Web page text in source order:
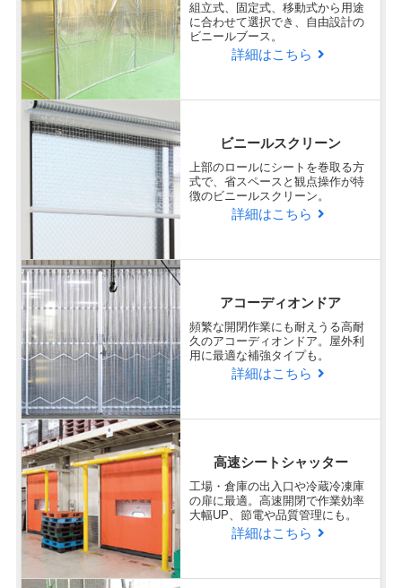
組立式、固定式、移動式から用途
に合わせて選択でき、自由設計の
ビニールブース。
詳細はこちら
ビニールスクリーン
上部のロールにシートを巻取る方
式で、省スペースと観点操作が特
徴のビニールスクリーン。
詳細はこちら
アコーディオンドア
頻繁な開閉作業にも耐えうる高耐
久のアコーディオンドア。屋外利
用に最適な補強タイプも。
詳細はこちら
高速シートシャッター
工場・倉庫の出入口や冷蔵冷凍庫
の扉に最適。高速開閉で作業効率
大幅UP、節電や品質管理にも。
詳細はこちら